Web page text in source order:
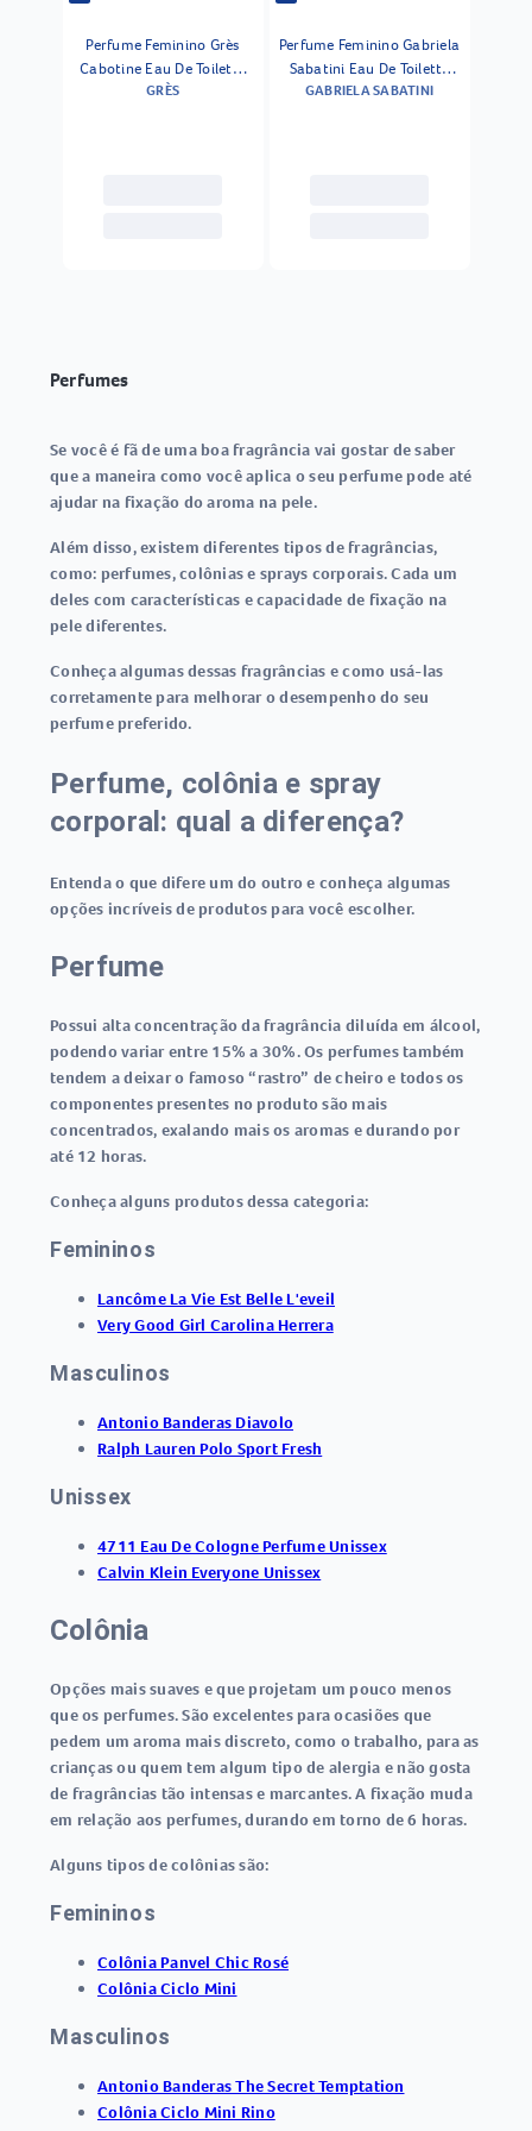
Perfume Feminino Grès
Cabotine Eau De Toilette
30ml
GRÈS
Perfume Feminino Gabriela
Sabatini Eau De Toilette
30ml
GABRIELA SABATINI
Perfumes
Se você é fã de uma boa fragrância vai gostar de saber
que a maneira como você aplica o seu perfume pode até
ajudar na fixação do aroma na pele.
Além disso, existem diferentes tipos de fragrâncias,
como: perfumes, colônias e sprays corporais. Cada um
deles com características e capacidade de fixação na
pele diferentes.
Conheça algumas dessas fragrâncias e como usá-las
corretamente para melhorar o desempenho do seu
perfume preferido.
Perfume, colônia e spray
corporal: qual a diferença?
Entenda o que difere um do outro e conheça algumas
opções incríveis de produtos para você escolher.
Perfume
Possui alta concentração da fragrância diluída em álcool,
podendo variar entre 15% a 30%. Os perfumes também
tendem a deixar o famoso “rastro” de cheiro e todos os
componentes presentes no produto são mais
concentrados, exalando mais os aromas e durando por
até 12 horas.
Conheça alguns produtos dessa categoria:
Femininos
Lancôme La Vie Est Belle L'eveil
Very Good Girl Carolina Herrera
Masculinos
Antonio Banderas Diavolo
Ralph Lauren Polo Sport Fresh
Unissex
4711 Eau De Cologne Perfume Unissex
Calvin Klein Everyone Unissex
Colônia
Opções mais suaves e que projetam um pouco menos
que os perfumes. São excelentes para ocasiões que
pedem um aroma mais discreto, como o trabalho, para as
crianças ou quem tem algum tipo de alergia e não gosta
de fragrâncias tão intensas e marcantes. A fixação muda
em relação aos perfumes, durando em torno de 6 horas.
Alguns tipos de colônias são:
Femininos
Colônia Panvel Chic Rosé
Colônia Ciclo Mini
Masculinos
Antonio Banderas The Secret Temptation
Colônia Ciclo Mini Rino